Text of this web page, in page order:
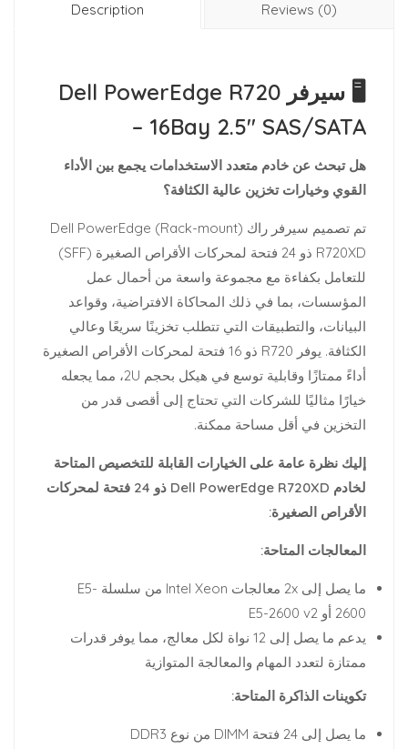
Description Reviews (0)
🖥️ سيرفر Dell PowerEdge R720
– 16Bay 2.5″ SAS/SATA
هل تبحث عن خادم متعدد الاستخدامات يجمع بين الأداء
القوي وخيارات تخزين عالية الكثافة؟
تم تصميم سيرفر راك (Rack-mount) Dell PowerEdge
R720XD ذو 24 فتحة لمحركات الأقراص الصغيرة (SFF)
للتعامل بكفاءة مع مجموعة واسعة من أحمال عمل
المؤسسات، بما في ذلك المحاكاة الافتراضية، وقواعد
البيانات، والتطبيقات التي تتطلب تخزينًا سريعًا وعالي
الكثافة. يوفر R720 ذو 16 فتحة لمحركات الأقراص الصغيرة
أداءً ممتازًا وقابلية توسع في هيكل بحجم 2U، مما يجعله
خيارًا مثاليًا للشركات التي تحتاج إلى أقصى قدر من
التخزين في أقل مساحة ممكنة.
إليك نظرة عامة على الخيارات القابلة للتخصيص المتاحة
لخادم Dell PowerEdge R720XD ذو 24 فتحة لمحركات
الأقراص الصغيرة:
المعالجات المتاحة:
ما يصل إلى 2x معالجات Intel Xeon من سلسلة E5-
2600 أو E5-2600 v2
يدعم ما يصل إلى 12 نواة لكل معالج، مما يوفر قدرات
ممتازة لتعدد المهام والمعالجة المتوازية
تكوينات الذاكرة المتاحة:
ما يصل إلى 24 فتحة DIMM من نوع DDR3